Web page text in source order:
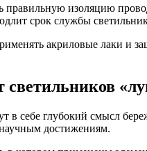
правильную изоляцию
срок службы
акриловые лаки и
светильников
в себе глубокий смысл
достижениям.